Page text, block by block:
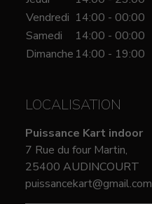
Vendredi 14:00 - 00:00
Samedi
14:00 - 00:00
Dimanche 14:00 - 19:00
LOCALISATION
Puissance Kart indoor
7 Rue du four Martin,
25400 AUDINCOURT
puissancekart@gmail.com